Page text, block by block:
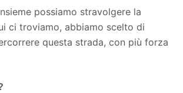
possiamo stravolgere la
ci troviamo, abbiamo scelto di
questa strada, con più forza